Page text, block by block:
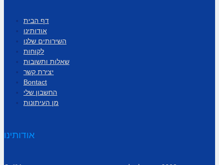
דף הבית
אודותינו
השירותים שלנו
לקוחות
שאלות ותשובות
יצירת קשר
Bontact
החשבון שלי
מן העיתונות
אודותינו